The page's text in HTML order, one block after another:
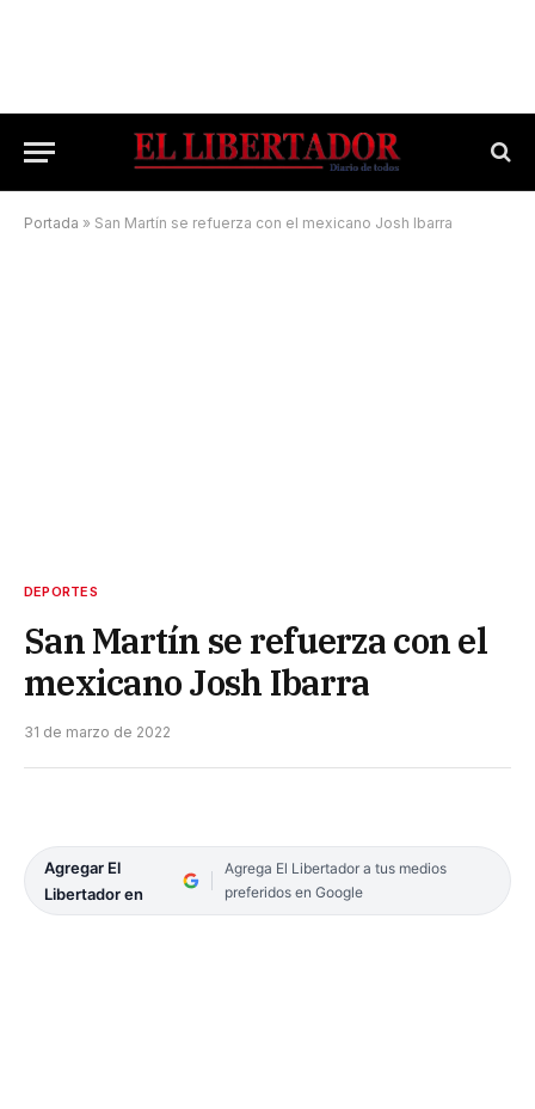
Portada » San Martín se refuerza con el mexicano Josh Ibarra
DEPORTES
San Martín se refuerza con el
mexicano Josh Ibarra
31 de marzo de 2022
Agregar El
Libertador en
Agrega El Libertador a tus medios
preferidos en Google